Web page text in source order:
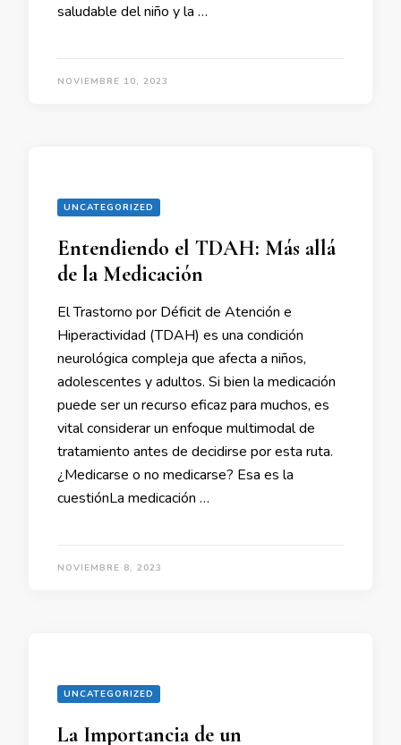
saludable del niño y la …
NOVIEMBRE 10, 2023
UNCATEGORIZED
Entendiendo el TDAH: Más allá
de la Medicación
El Trastorno por Déficit de Atención e
Hiperactividad (TDAH) es una condición
neurológica compleja que afecta a niños,
adolescentes y adultos. Si bien la medicación
puede ser un recurso eficaz para muchos, es
vital considerar un enfoque multimodal de
tratamiento antes de decidirse por esta ruta.
¿Medicarse o no medicarse? Esa es la
cuestiónLa medicación …
NOVIEMBRE 8, 2023
UNCATEGORIZED
La Importancia de un